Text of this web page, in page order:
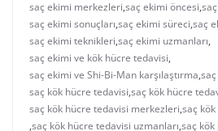
saç ekimi merkezleri,saç ekimi öncesi,
saç ekimi sonuçları,saç ekimi süreci,saç
saç ekimi teknikleri,saç ekimi uzmanları,
saç ekimi ve kök hücre tedavisi,
saç ekimi ve Shi-Bi-Man karşılaştırma,
saç kök hücre tedavisi,saç kök hücre
saç kök hücre tedavisi merkezleri,saç kök
,saç kök hücre tedavisi uzmanları,saç kök